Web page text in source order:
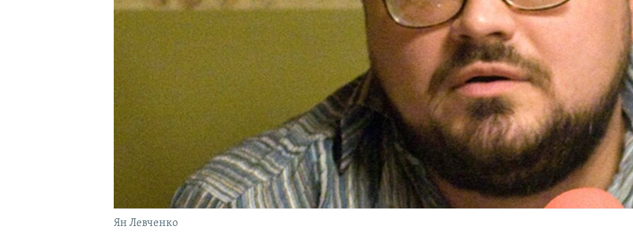
Ян Левченко